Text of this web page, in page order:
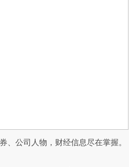
、公司人物，财经信息尽在掌握。